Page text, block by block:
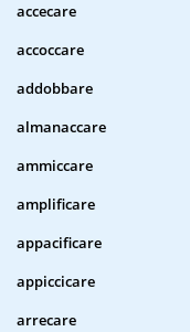
accecare
accoccare
addobbare
almanaccare
ammiccare
amplificare
appacificare
appiccicare
arrecare